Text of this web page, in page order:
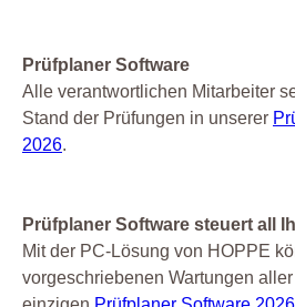
Prüfplaner Software
Alle verantwortlichen Mitarbeiter
Stand der Prüfungen in unserer
2026.
Prüfplaner Software steuert all
Mit der PC-Lösung von HOPPE
vorgeschriebenen Wartungen